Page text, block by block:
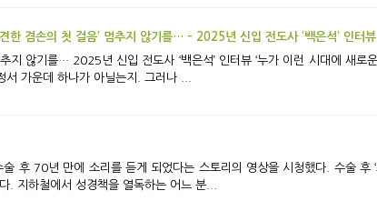
한 겸손의 첫 걸음’ 멈추지 않기를… - 2025년 신입 전도사 ‘백은석’ 인터뷰
겠는가?’ 혼란이 지속되고 날로 각박해져
가운데 하나가 아닐는지. 그러나 ...
까지 1년 정도의 시간이 필요하다고 했다. 지하철에서 성경책을 열독하는 어느 분...